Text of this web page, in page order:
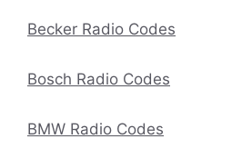
Becker Radio Codes
Bosch Radio Codes
BMW Radio Codes